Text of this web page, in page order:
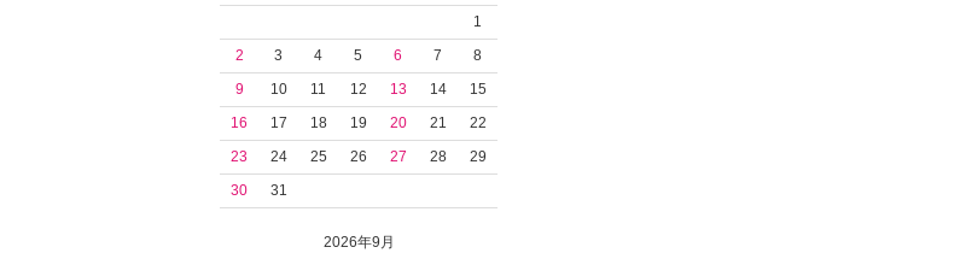
1
2
3 4 5 6 7
8
9
10 11 12 13 14
15
16
17 18 19 20 21
22
23
24 25 26 27 28
29
30
31
2026年9月